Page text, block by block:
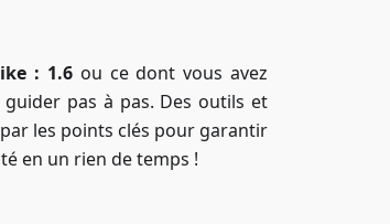
: 1.6ou ce dont vous avez
pas à pas. Des outils et
les points clés pour garantir
en un rien de temps !